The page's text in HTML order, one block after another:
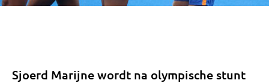
Sjoerd Marijne wordt na olympische stunt